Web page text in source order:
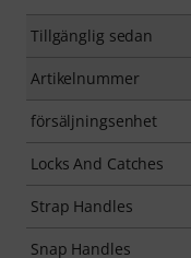
Tillgänglig sedan
Artikelnummer
försäljningsenhet
Locks And Catches
Strap Handles
Snap Handles